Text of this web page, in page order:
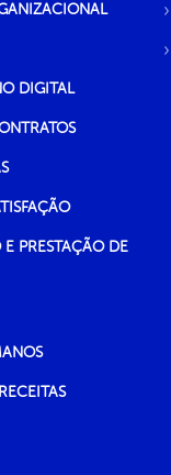
DIGITAL
PRESTAÇÃO DE